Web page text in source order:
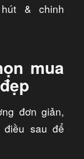
& chinh
mua
đẹp
đơn giản,
sau để